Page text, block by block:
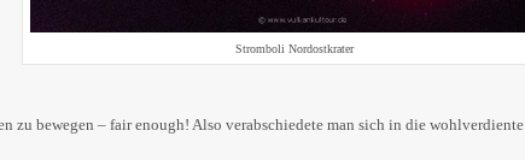
Stromboli Nordostkrater
zu bewegen – fair enough! Also verabschiedete man sich in die wohlverdiente